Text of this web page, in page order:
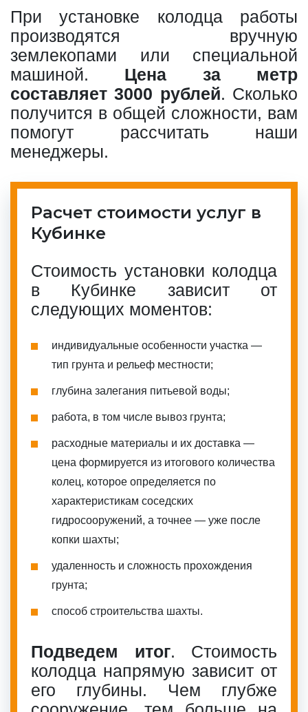
При установке колодца работы
производятся вручную
землекопами или специальной
машиной. Цена за метр
составляет 3000 рублей. Сколько
получится в общей сложности, вам
помогут рассчитать наши
менеджеры.
Расчет стоимости услуг в
Кубинке
Стоимость установки колодца
в Кубинке зависит от
следующих моментов:
индивидуальные особенности участка —
тип грунта и рельеф местности;
глубина залегания питьевой воды;
работа, в том числе вывоз грунта;
расходные материалы и их доставка —
цена формируется из итогового количества
колец, которое определяется по
характеристикам соседских
гидросооружений, а точнее — уже после
копки шахты;
удаленность и сложность прохождения
грунта;
способ строительства шахты.
Подведем итог. Стоимость
колодца напрямую зависит от
его глубины. Чем глубже